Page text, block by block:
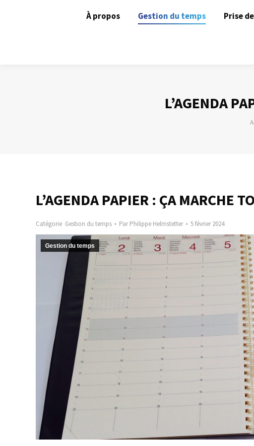
À propos Gestion du temps Prise
L’AGENDA
L’AGENDA PAPIER : ÇA MARCHE
Catégorie Gestion du temps ParPhilippe Helmstetter 5 février 2024
Gestion du temps